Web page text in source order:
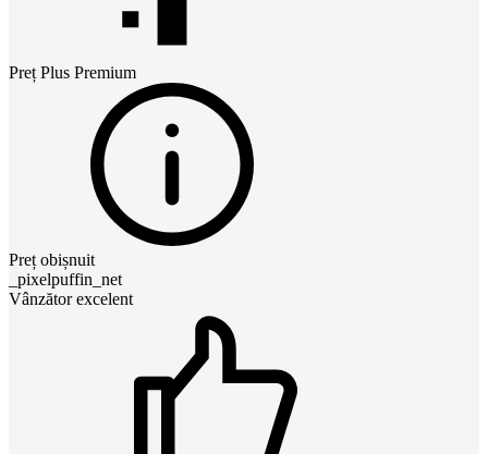
Preț Plus Premium
Preț obișnuit
_pixelpuffin_net
Vânzător excelent